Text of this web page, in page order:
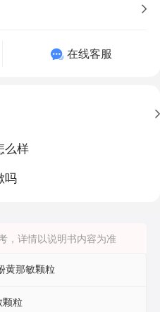
在线客服
么样
吗
，详情以说明书内容为准
黄那敏颗粒
颗粒